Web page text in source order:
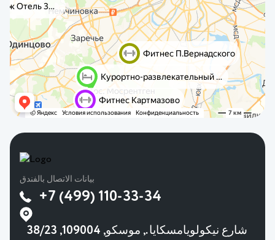
بيانات الاتصال بالفندق
+7 (499) 110-33-34
38/23 شارع نيكولويامسكايا., موسكو, 109004,